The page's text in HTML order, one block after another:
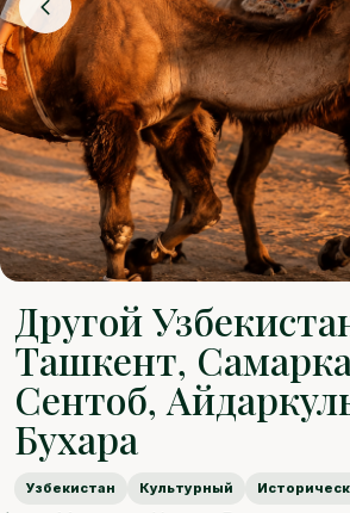
Другой
Ташкент,
Сентоб,
Бухара
Узбекистан Культурный